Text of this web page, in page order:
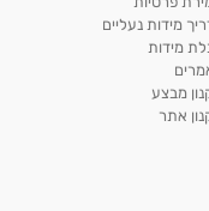
מידות נעליים
מידות
מבצע
אתר